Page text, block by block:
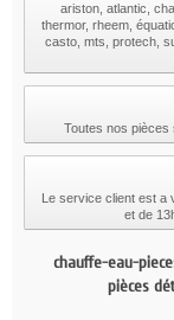
ariston, atlantic,
thermor, rheem,
casto, mts, protech,
Toutes nos pièces
Le service client est a
et de
chauffe-eau-
pièces